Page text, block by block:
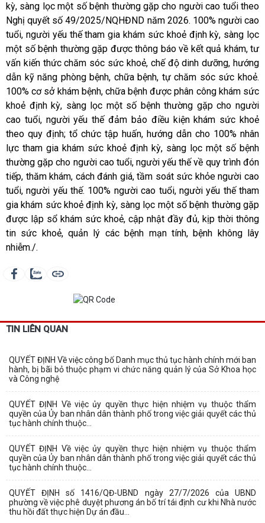
kỳ, sàng lọc một số bệnh thường gặp cho người cao tuổi theo
Nghị quyết số 49/2025/NQHĐND năm 2026. 100% người cao
tuổi, người yếu thế tham gia khám sức khoẻ định kỳ, sàng lọc
một số bệnh thường gặp được thông báo về kết quả khám, tư
vấn kiến thức chăm sóc sức khoẻ, chế độ dinh dưỡng, hướng
dẫn kỹ năng phòng bệnh, chữa bệnh, tự chăm sóc sức khoẻ.
100% cơ sở khám bệnh, chữa bệnh được phân công khám sức
khoẻ định kỳ, sàng lọc một số bệnh thường gặp cho người
cao tuổi, người yếu thế đảm bảo điều kiện khám sức khoẻ
theo quy định; tổ chức tập huấn, hướng dẫn cho 100% nhân
lực tham gia khám sức khoẻ định kỳ, sàng lọc một số bệnh
thường gặp cho người cao tuổi, người yếu thế về quy trình đón
tiếp, thăm khám, cách đánh giá, tầm soát sức khỏe người cao
tuổi, người yếu thế. 100% người cao tuổi, người yếu thế tham
gia khám sức khoẻ định kỳ, sàng lọc một số bệnh thường gặp
được lập sổ khám sức khoẻ, cập nhật đầy đủ, kịp thời thông
tin sức khoẻ, quản lý các bệnh mạn tính, bệnh không lây
nhiễm./.
TIN LIÊN QUAN
QUYẾT ĐỊNH Về việc công bố Danh mục thủ tục hành chính mới ban
hành, bị bãi bỏ thuộc phạm vi chức năng quản lý của Sở Khoa học
và Công nghệ
QUYẾT ĐỊNH Về việc ủy quyền thực hiện nhiệm vụ thuộc thẩm
quyền của Ủy ban nhân dân thành phố trong việc giải quyết các thủ
tục hành chính thuộc...
QUYẾT ĐỊNH Về việc ủy quyền thực hiện nhiệm vụ thuộc thẩm
quyền của Ủy ban nhân dân thành phố trong việc giải quyết các thủ
tục hành chính thuộc...
QUYẾT ĐỊNH số 1416/QĐ-UBND ngày 27/7/2026 của UBND
phường về việc phê duyệt phương án bố trí tái định cư khi Nhà nước
thu hồi đất thực hiện Dự án đầu...